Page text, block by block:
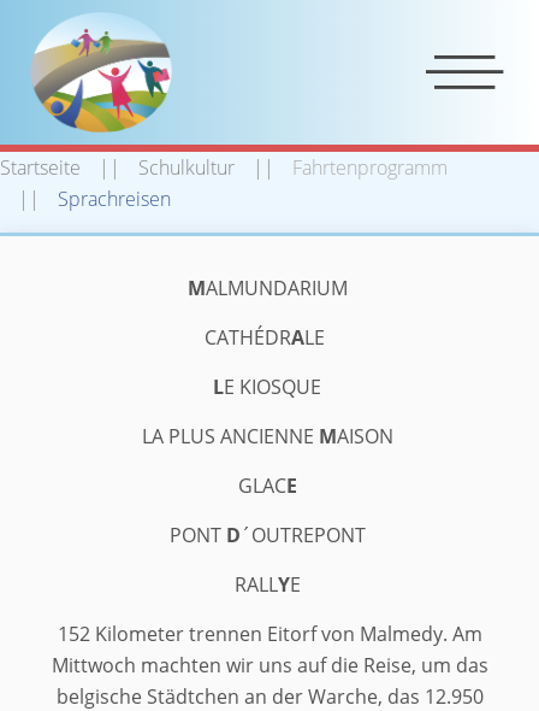
Startseite Schulkultur
Fahrtenprogramm
Sprachreisen
À Malmedy bei Sonnenschein
MALMUNDARIUM
CATHÉDRALE
LE KIOSQUE
LA PLUS ANCIENNE MAISON
GLACE
PONT D´OUTREPONT
RALLYE
152 Kilometer trennen Eitorf von Malmedy. Am
Mittwoch machten wir uns auf die Reise, um das
belgische Städtchen an der Warche, das 12.950